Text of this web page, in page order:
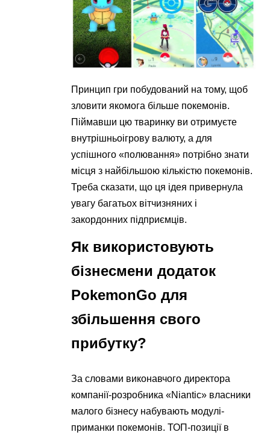
Принцип гри побудований на тому, щоб
зловити якомога більше покемонів.
Піймавши цю тваринку ви отримуєте
внутрішньоігрову валюту, а для
успішного «полювання» потрібно знати
місця з найбільшою кількістю покемонів.
Треба сказати, що ця ідея привернула
увагу багатьох вітчизняних і
закордонних підприємців.
Як використовують
бізнесмени додаток
PokemonGo для
збільшення свого
прибутку?
За словами виконавчого директора
компанії-розробника «Niantic» власники
малого бізнесу набувають модулі-
приманки покемонів. ТОП-позиції в